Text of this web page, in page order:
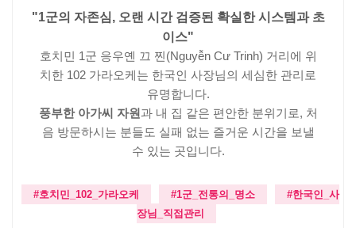
"1군의 자존심, 오랜 시간 검증된 확실한 시스템과 초
이스"
호치민 1군 응우옌 끄 찐(Nguyễn Cư Trinh) 거리에 위
치한 102 가라오케는 한국인 사장님의 세심한 관리로
유명합니다.
풍부한 아가씨 자원 과 내 집 같은 편안한 분위기로, 처
음 방문하시는 분들도 실패 없는 즐거운 시간을 보낼
수 있는 곳입니다.
#호치민_102_가라오케 #1군_전통의_명소
#한국인_사
장님_직접관리